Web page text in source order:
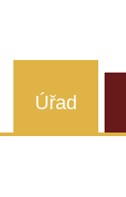
Úřad